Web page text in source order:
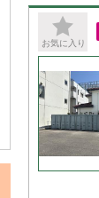
お気に入り